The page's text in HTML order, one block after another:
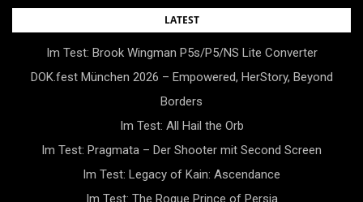
Skip
LATEST
Im Test: Brook Wingman P5s/P5/NS Lite Converter
DOK.fest München 2026 – Empowered, HerStory, Beyond
Borders
Im Test: All Hail the Orb
Im Test: Pragmata – Der Shooter mit Second Screen
Im Test: Legacy of Kain: Ascendance
Im Test: The Rogue Prince of Persia